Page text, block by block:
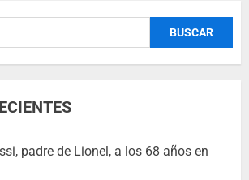
padre de Lionel, a los 68 años en